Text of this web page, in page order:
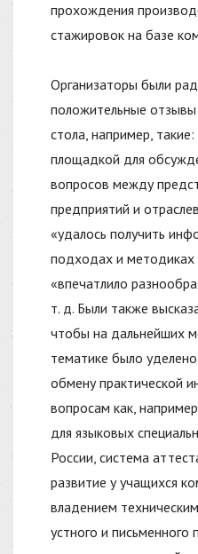
прохождения
стажировок на базе
Организаторы были
положительные отзывы
стола, например, такие:
площадкой для
вопросов между
предприятий и
«удалось получить
подходах и методиках
«впечатлило
т. д. Были также
чтобы на дальнейших
тематике было
обмену практической
вопросам как,
для языковых
России, система
развитие у учащихся
владением
устного и письменного